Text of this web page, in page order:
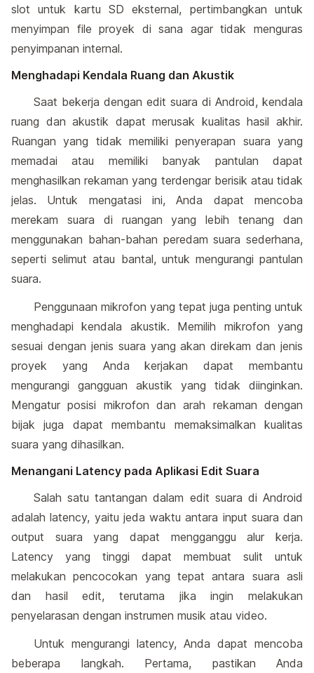
slot untuk kartu SD eksternal, pertimbangkan untuk
menyimpan file proyek di sana agar tidak menguras
penyimpanan internal.
Menghadapi Kendala Ruang dan Akustik
Saat bekerja dengan edit suara di Android, kendala
ruang dan akustik dapat merusak kualitas hasil akhir.
Ruangan yang tidak memiliki penyerapan suara yang
memadai atau memiliki banyak pantulan dapat
menghasilkan rekaman yang terdengar berisik atau tidak
jelas. Untuk mengatasi ini, Anda dapat mencoba
merekam suara di ruangan yang lebih tenang dan
menggunakan bahan-bahan peredam suara sederhana,
seperti selimut atau bantal, untuk mengurangi pantulan
suara.
Penggunaan mikrofon yang tepat juga penting untuk
menghadapi kendala akustik. Memilih mikrofon yang
sesuai dengan jenis suara yang akan direkam dan jenis
proyek yang Anda kerjakan dapat membantu
mengurangi gangguan akustik yang tidak diinginkan.
Mengatur posisi mikrofon dan arah rekaman dengan
bijak juga dapat membantu memaksimalkan kualitas
suara yang dihasilkan.
Menangani Latency pada Aplikasi Edit Suara
Salah satu tantangan dalam edit suara di Android
adalah latency, yaitu jeda waktu antara input suara dan
output suara yang dapat mengganggu alur kerja.
Latency yang tinggi dapat membuat sulit untuk
melakukan pencocokan yang tepat antara suara asli
dan hasil edit, terutama jika ingin melakukan
penyelarasan dengan instrumen musik atau video.
Untuk mengurangi latency, Anda dapat mencoba
beberapa langkah. Pertama, pastikan Anda